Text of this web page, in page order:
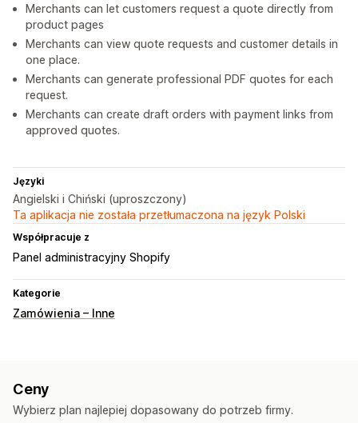
Merchants can let customers request a quote directly from
product pages
Merchants can view quote requests and customer details in
one place.
Merchants can generate professional PDF quotes for each
request.
Merchants can create draft orders with payment links from
approved quotes.
Języki
Angielski i Chiński (uproszczony)
Ta aplikacja nie została przetłumaczona na język Polski
Współpracuje z
Panel administracyjny Shopify
Kategorie
Zamówienia – Inne
Ceny
Wybierz plan najlepiej dopasowany do potrzeb firmy.